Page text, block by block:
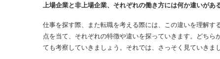
上場企業と非上場企業、それぞれの働き方には何か違いがあ
仕事を探す際、また転職を考える際には、この違いを理解
点を当て、それぞれの特徴や違いを探っていきます。どち
ても考察していきましょう。それでは、さっそく見ていきまし